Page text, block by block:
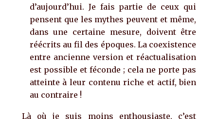
d’aujourd’hui. Je fais partie de ceux qui
pensent que les mythes peuvent et même,
dans une certaine mesure, doivent être
réécrits au fil des époques. La coexistence
entre ancienne version et réactualisation
est possible et féconde ; cela ne porte pas
atteinte à leur contenu riche et actif, bien
au contraire !
Là où je suis moins enthousiaste, c’est